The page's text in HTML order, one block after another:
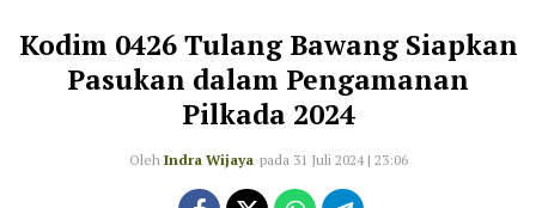
Kodim 0426 Tulang Bawang Siapkan
Pasukan dalam Pengamanan
Pilkada 2024
Oleh Indra Wijaya pada 31 Juli 2024 | 23:06